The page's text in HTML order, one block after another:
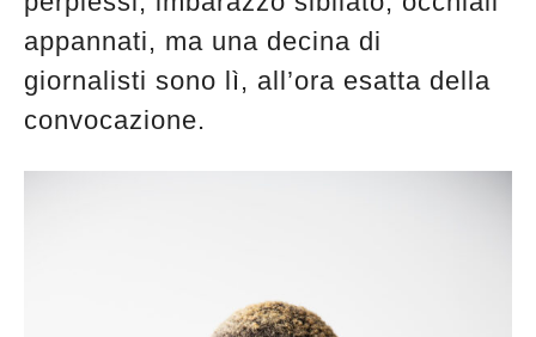
appannati, ma una decina di
giornalisti sono lì, all’ora esatta della
convocazione.